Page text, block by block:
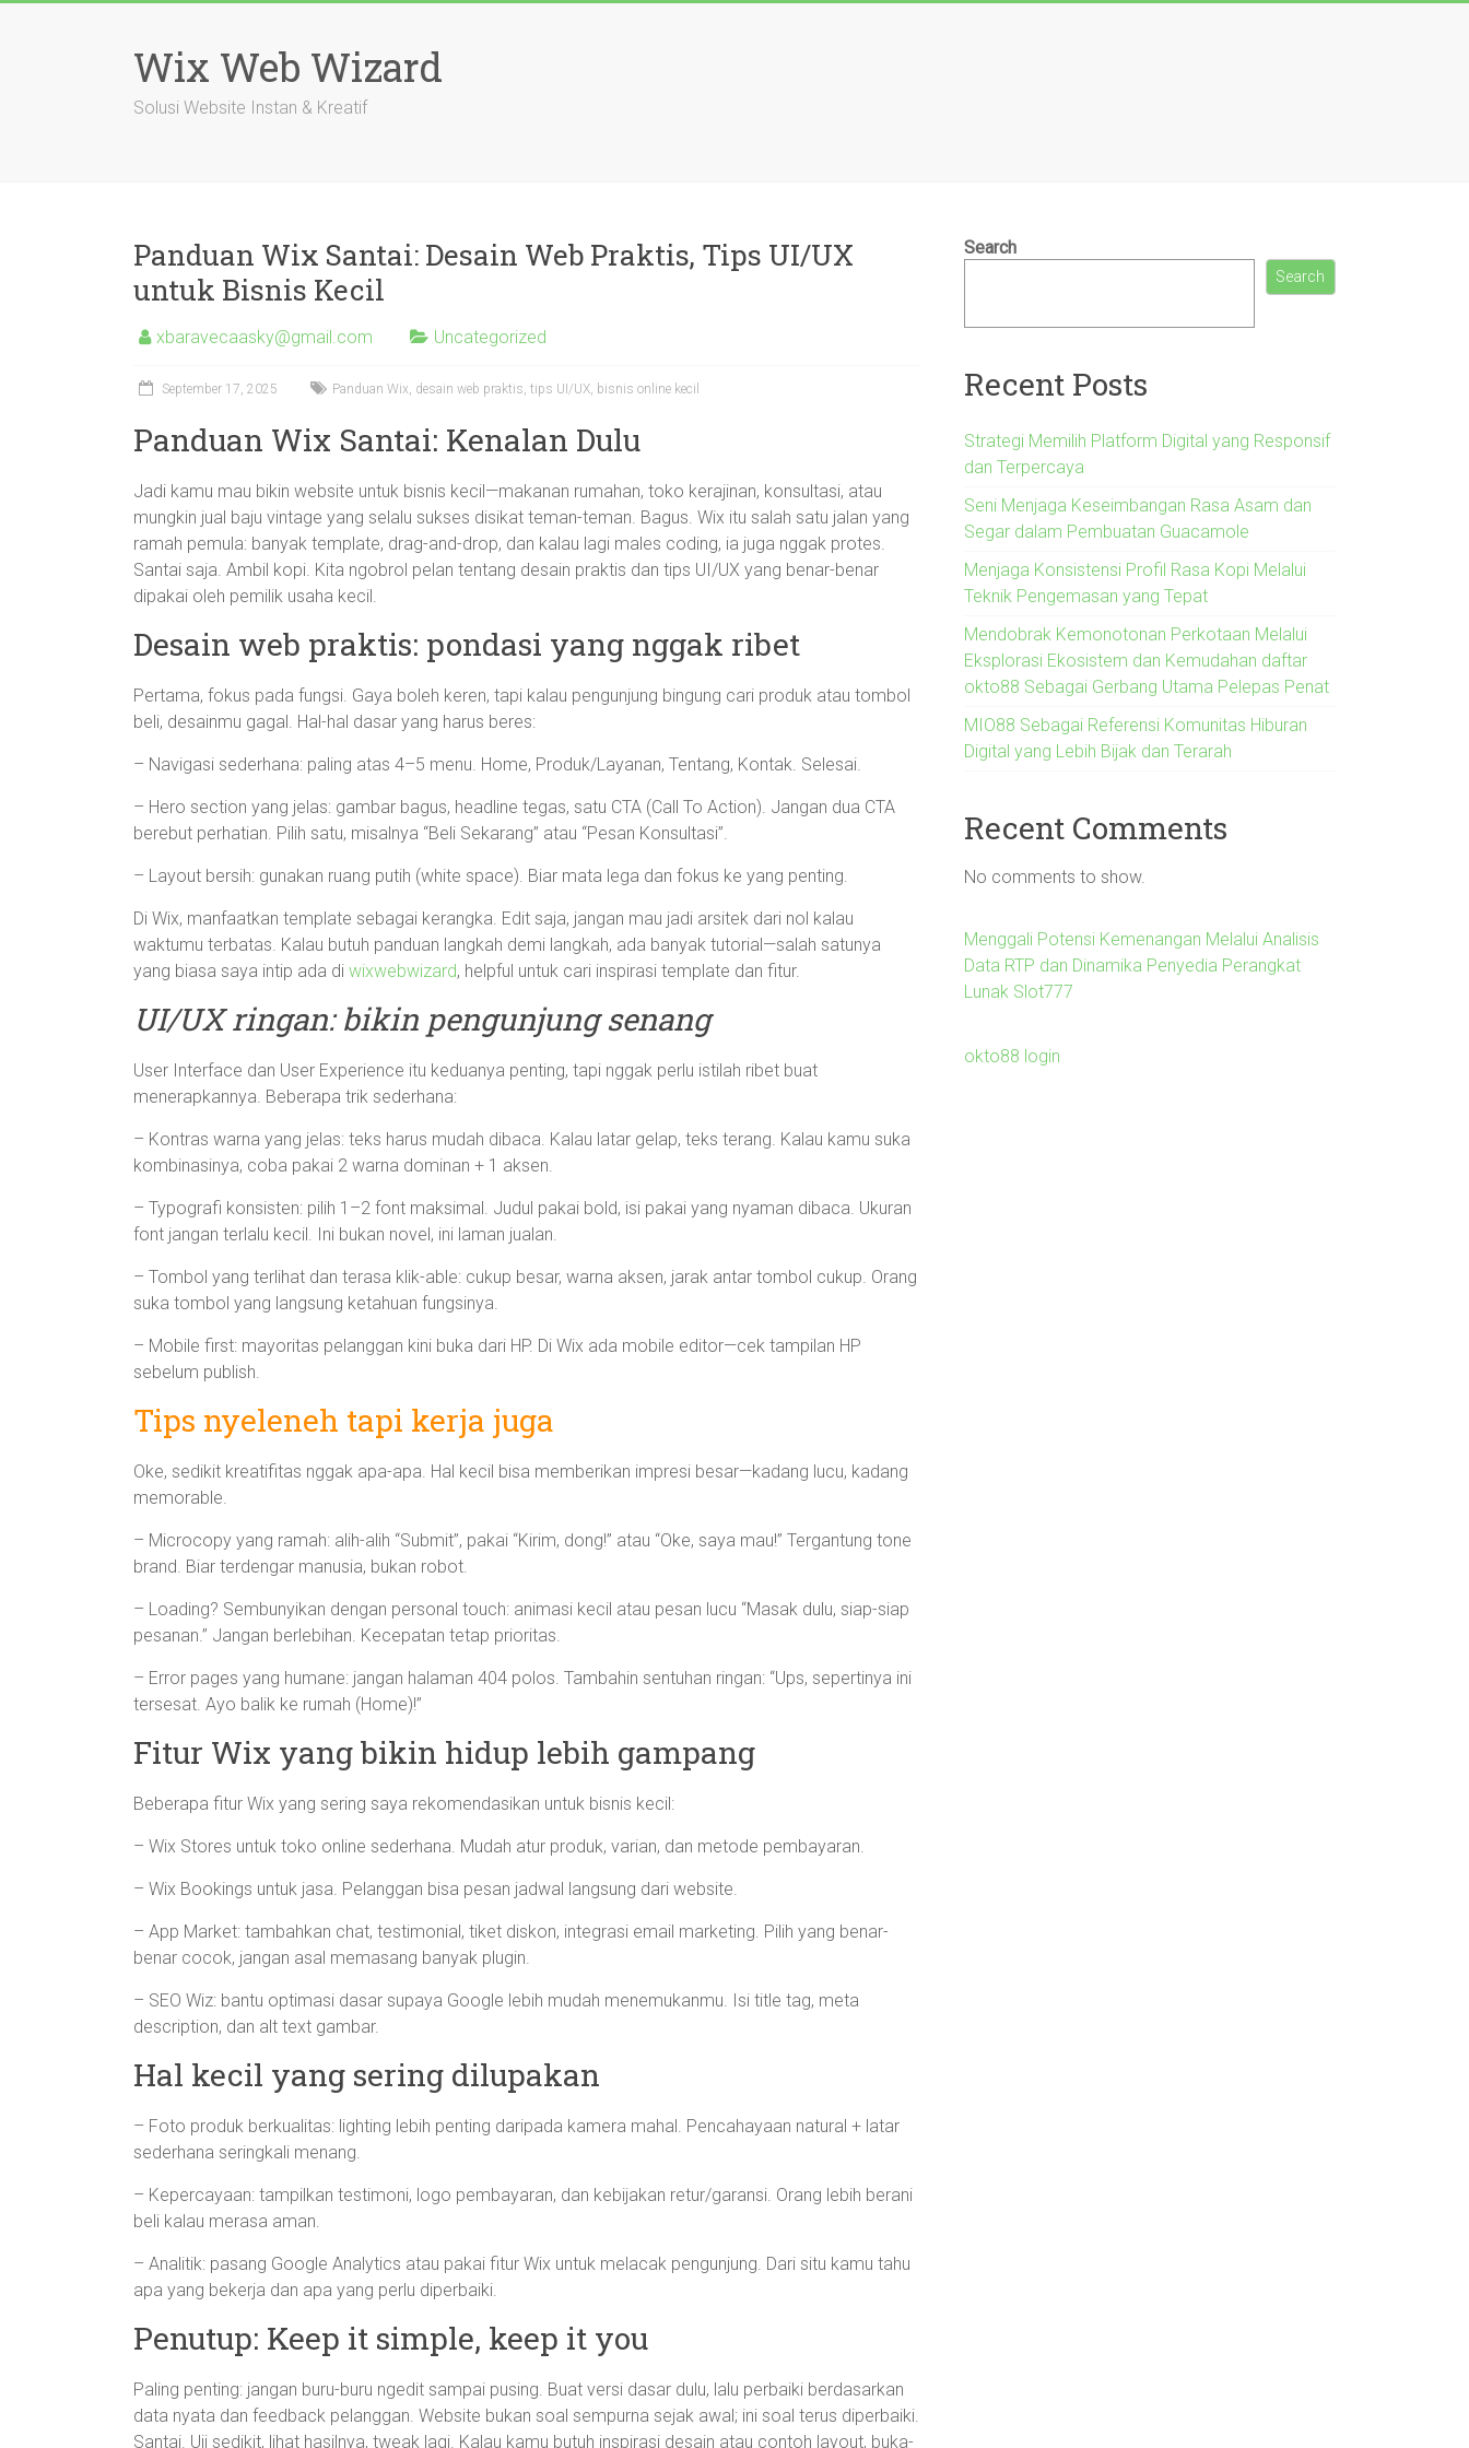
Wix Web Wizard
Solusi Website Instan & Kreatif
Panduan Wix Santai: Desain Web Praktis, Tips UI/UX
untuk Bisnis Kecil
xbaravecaasky@gmail.com Uncategorized
September 17, 2025 Panduan Wix, desain web praktis, tips UI/UX, bisnis online kecil
Panduan Wix Santai: Kenalan Dulu
Jadi kamu mau bikin website untuk bisnis kecil—makanan rumahan, toko kerajinan, konsultasi, atau
mungkin jual baju vintage yang selalu sukses disikat teman-teman. Bagus. Wix itu salah satu jalan yang
ramah pemula: banyak template, drag-and-drop, dan kalau lagi males coding, ia juga nggak protes.
Santai saja. Ambil kopi. Kita ngobrol pelan tentang desain praktis dan tips UI/UX yang benar-benar
dipakai oleh pemilik usaha kecil.
Desain web praktis: pondasi yang nggak ribet
Pertama, fokus pada fungsi. Gaya boleh keren, tapi kalau pengunjung bingung cari produk atau tombol
beli, desainmu gagal. Hal-hal dasar yang harus beres:
– Navigasi sederhana: paling atas 4–5 menu. Home, Produk/Layanan, Tentang, Kontak. Selesai.
– Hero section yang jelas: gambar bagus, headline tegas, satu CTA (Call To Action). Jangan dua CTA
berebut perhatian. Pilih satu, misalnya “Beli Sekarang” atau “Pesan Konsultasi”.
– Layout bersih: gunakan ruang putih (white space). Biar mata lega dan fokus ke yang penting.
Di Wix, manfaatkan template sebagai kerangka. Edit saja, jangan mau jadi arsitek dari nol kalau
waktumu terbatas. Kalau butuh panduan langkah demi langkah, ada banyak tutorial—salah satunya
yang biasa saya intip ada di wixwebwizard, helpful untuk cari inspirasi template dan fitur.
UI/UX ringan: bikin pengunjung senang
User Interface dan User Experience itu keduanya penting, tapi nggak perlu istilah ribet buat
menerapkannya. Beberapa trik sederhana:
– Kontras warna yang jelas: teks harus mudah dibaca. Kalau latar gelap, teks terang. Kalau kamu suka
kombinasinya, coba pakai 2 warna dominan + 1 aksen.
– Typografi konsisten: pilih 1–2 font maksimal. Judul pakai bold, isi pakai yang nyaman dibaca. Ukuran
font jangan terlalu kecil. Ini bukan novel, ini laman jualan.
– Tombol yang terlihat dan terasa klik-able: cukup besar, warna aksen, jarak antar tombol cukup. Orang
suka tombol yang langsung ketahuan fungsinya.
– Mobile first: mayoritas pelanggan kini buka dari HP. Di Wix ada mobile editor—cek tampilan HP
sebelum publish.
Tips nyeleneh tapi kerja juga
Oke, sedikit kreatifitas nggak apa-apa. Hal kecil bisa memberikan impresi besar—kadang lucu, kadang
memorable.
– Microcopy yang ramah: alih-alih “Submit”, pakai “Kirim, dong!” atau “Oke, saya mau!” Tergantung tone
brand. Biar terdengar manusia, bukan robot.
– Loading? Sembunyikan dengan personal touch: animasi kecil atau pesan lucu “Masak dulu, siap-siap
pesanan.” Jangan berlebihan. Kecepatan tetap prioritas.
– Error pages yang humane: jangan halaman 404 polos. Tambahin sentuhan ringan: “Ups, sepertinya ini
tersesat. Ayo balik ke rumah (Home)!”
Fitur Wix yang bikin hidup lebih gampang
Beberapa fitur Wix yang sering saya rekomendasikan untuk bisnis kecil:
– Wix Stores untuk toko online sederhana. Mudah atur produk, varian, dan metode pembayaran.
– Wix Bookings untuk jasa. Pelanggan bisa pesan jadwal langsung dari website.
– App Market: tambahkan chat, testimonial, tiket diskon, integrasi email marketing. Pilih yang benar-
benar cocok, jangan asal memasang banyak plugin.
– SEO Wiz: bantu optimasi dasar supaya Google lebih mudah menemukanmu. Isi title tag, meta
description, dan alt text gambar.
Hal kecil yang sering dilupakan
– Foto produk berkualitas: lighting lebih penting daripada kamera mahal. Pencahayaan natural + latar
sederhana seringkali menang.
– Kepercayaan: tampilkan testimoni, logo pembayaran, dan kebijakan retur/garansi. Orang lebih berani
beli kalau merasa aman.
– Analitik: pasang Google Analytics atau pakai fitur Wix untuk melacak pengunjung. Dari situ kamu tahu
apa yang bekerja dan apa yang perlu diperbaiki.
Penutup: Keep it simple, keep it you
Paling penting: jangan buru-buru ngedit sampai pusing. Buat versi dasar dulu, lalu perbaiki berdasarkan
data nyata dan feedback pelanggan. Website bukan soal sempurna sejak awal; ini soal terus diperbaiki.
Santai. Uji sedikit, lihat hasilnya, tweak lagi. Kalau kamu butuh inspirasi desain atau contoh layout, buka-
Search
Search
Recent Posts
Strategi Memilih Platform Digital yang Responsif
dan Terpercaya
Seni Menjaga Keseimbangan Rasa Asam dan
Segar dalam Pembuatan Guacamole
Menjaga Konsistensi Profil Rasa Kopi Melalui
Teknik Pengemasan yang Tepat
Mendobrak Kemonotonan Perkotaan Melalui
Eksplorasi Ekosistem dan Kemudahan daftar
okto88 Sebagai Gerbang Utama Pelepas Penat
MIO88 Sebagai Referensi Komunitas Hiburan
Digital yang Lebih Bijak dan Terarah
Recent Comments
No comments to show.
Menggali Potensi Kemenangan Melalui Analisis
Data RTP dan Dinamika Penyedia Perangkat
Lunak Slot777
okto88 login